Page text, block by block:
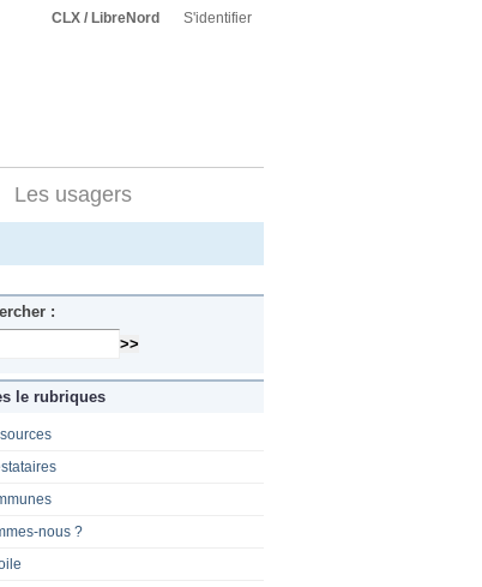
CLX / LibreNord S'identifier
Les usagers
:
le rubriques
nous ?